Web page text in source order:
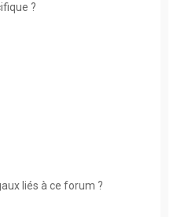
?
liés à ce forum ?